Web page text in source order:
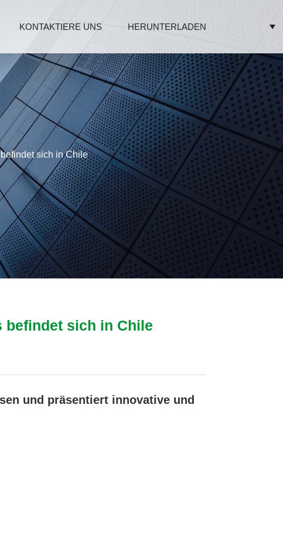
KONTAKTIERE UNS HERUNTERLADEN
sich in Chile
befindet sich in Chile
und präsentiert innovative und